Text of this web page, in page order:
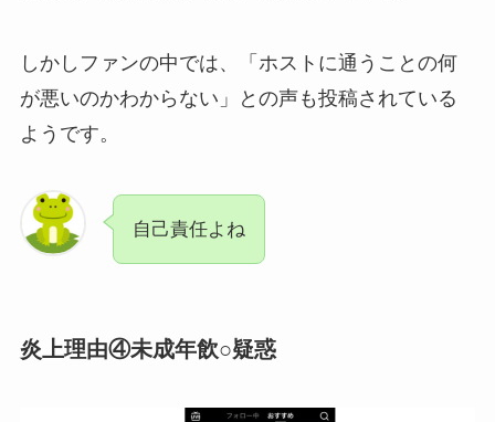
しかしファンの中では、「ホストに通うことの何
が悪いのかわからない」との声も投稿されている
ようです。
自己責任よね
炎上理由④未成年飲○疑惑